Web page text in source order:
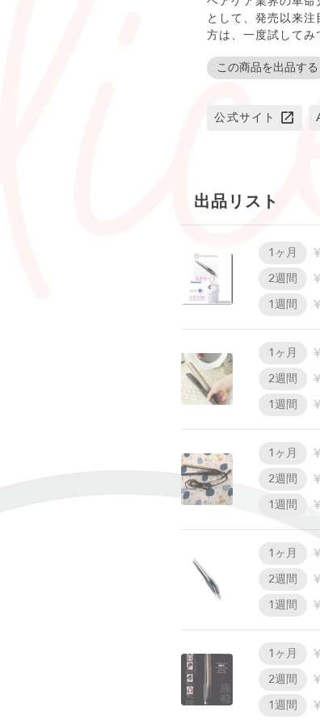
として、発売以来
方は、一度試してみ
この商品を出品する
公式サイト
出品リスト
1ヶ月
2週間
1週間
1ヶ月
2週間
1週間
1ヶ月
2週間
1週間
1ヶ月
2週間
1週間
1ヶ月
2週間
1週間